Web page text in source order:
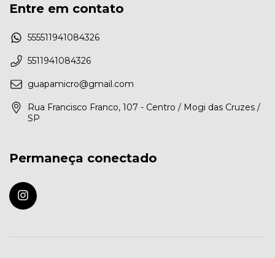
Entre em contato
555511941084326
5511941084326
guapamicro@gmail.com
Rua Francisco Franco, 107 - Centro / Mogi das Cruzes /
SP
Permaneça conectado